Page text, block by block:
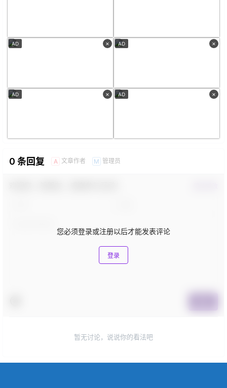
×
AD ×
AD
×
AD ×
AD
0 条回复 A 文章作者 M 管理员
您必须登录或注册以后才能发表评论
登录
暂无讨论，说说你的看法吧